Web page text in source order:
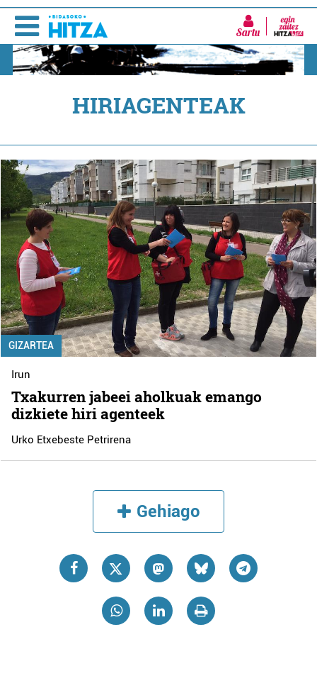
Sartu
HIRIAGENTEAK
GIZARTEA
Irun
Txakurren jabeei aholkuak emango
dizkiete hiri agenteek
Urko Etxebeste Petrirena
Gehiago